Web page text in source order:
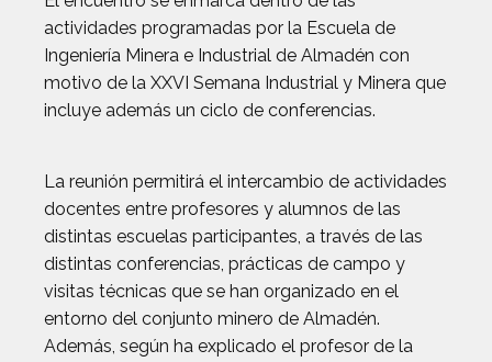
actividades programadas por la Escuela de
Ingeniería Minera e Industrial de Almadén con
motivo de la XXVI Semana Industrial y Minera que
incluye además un ciclo de conferencias.
La reunión permitirá el intercambio de actividades
docentes entre profesores y alumnos de las
distintas escuelas participantes, a través de las
distintas conferencias, prácticas de campo y
visitas técnicas que se han organizado en el
entorno del conjunto minero de Almadén.
Además, según ha explicado el profesor de la